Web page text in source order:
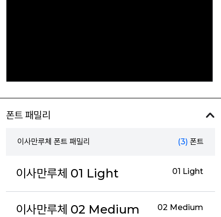
폰트 패밀리
이사만루체 폰트 패밀리 (3) 폰트
이사만루체 01 Light 01 Light
이사만루체 02 Medium 02 Medium